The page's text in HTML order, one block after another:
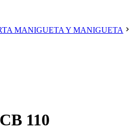
MANIGUETA Y MANIGUETA
110